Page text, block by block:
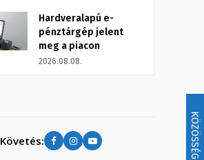
KÖZÖSSÉG
Hardveralapú e-
pénztárgép jelent
meg a piacon
2026.08.08.
Követés: